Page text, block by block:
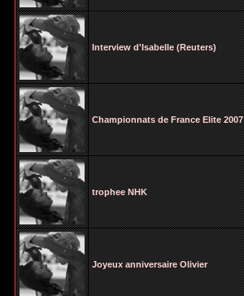
Interview d'Isabelle (Reuters)
Championnats de France Elite 2007
trophee NHK
Joyeux anniversaire Olivier